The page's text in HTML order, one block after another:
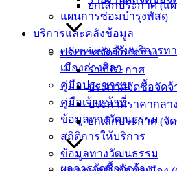
แผนการซ่อมบำรุงพัสดุ
บริการและคลังข้อมูล
e-Service ขอรับบริการ
เมืองอ่างศิลา
คู่มือประชาชน
คู่มือเจ้าหน้าที่
ข้อมูลทางวัฒนธรรม
สถิติการให้บริการ
ข้อมูลทางวัฒนธรรม
ยกเลิกประกาศ (แ
ประกาศจัดซื้อจัดจ้าง
ร่างประกาศ
ประกาศจัดซื้อจัดจ้
ประกาศราคากลาง
ยกเลิกประกาศ (จั
ผลการจัดซื้อจัดจ้าง
ราชการ
สภา
เทศบาล
สงวนลิขสิทธิ์ © 2563 เทศบาลเมืองอ่
angsilacity.go.th | Powered by